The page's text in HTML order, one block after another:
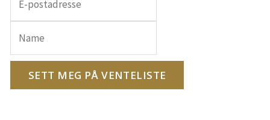
inn
e-
postadressen
din
SETT MEG PÅ VENTELISTE